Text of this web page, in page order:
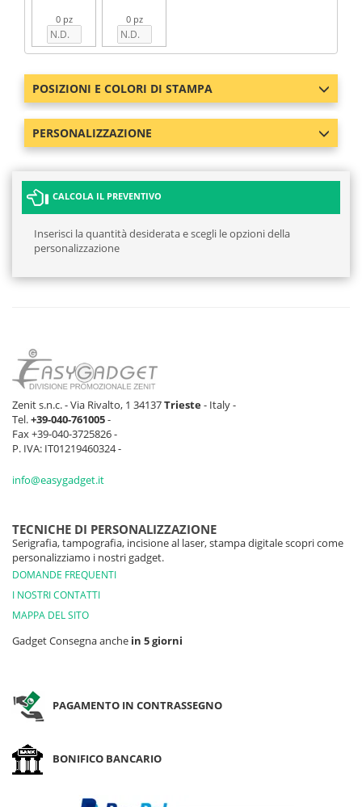
0 pz 0 pz
POSIZIONI E COLORI DI STAMPA
PERSONALIZZAZIONE
CALCOLA IL PREVENTIVO
Inserisci la quantità desiderata e scegli le opzioni della
personalizzazione
Zenit s.n.c. - Via Rivalto, 1 34137Trieste- Italy -
Tel.+39-040-761005-
Fax +39-040-3725826 -
P. IVA: IT01219460324 -
info@easygadget.it
TECNICHE DI PERSONALIZZAZIONE
Serigrafia, tampografia, incisione al laser, stampa digitale scopri come
personalizziamo i nostri gadget.
DOMANDE FREQUENTI
I NOSTRI CONTATTI
MAPPA DEL SITO
Gadget Consegna anche in 5 giorni
PAGAMENTO IN CONTRASSEGNO
BONIFICO BANCARIO